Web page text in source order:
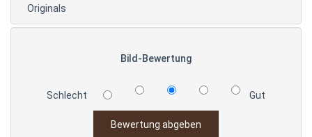
Originals
Bild-Bewertung
Schlecht Gut